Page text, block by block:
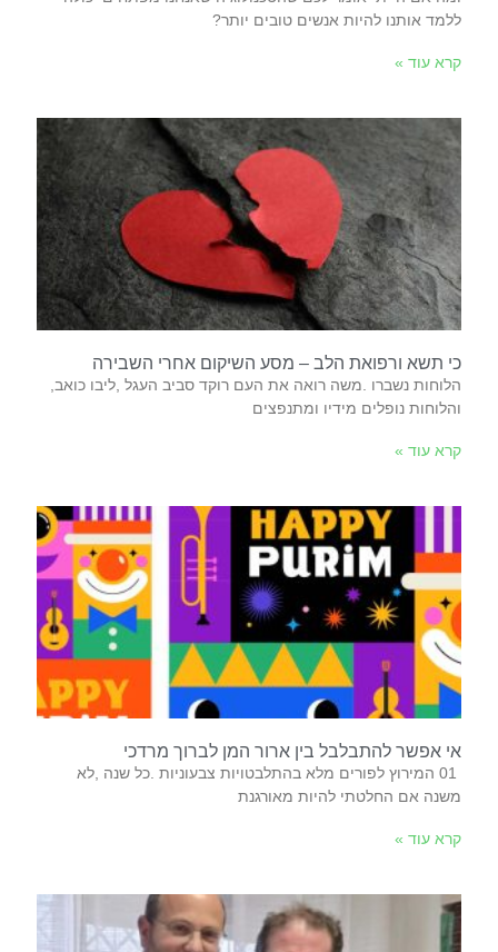
‬ללמד‭ ‬אותנו‭ ‬להיות‭ ‬אנשים‭ ‬טובים‭ ‬יותר‭?
קרא עוד »
כי תשא ורפואת הלב – מסע השיקום אחרי השבירה
‬והלוחות‭ ‬נופלים‭ ‬מידיו‭ ‬ומתנפצים‭
קרא עוד »
אי אפשר להתבלבל בין ארור המן לברוך מרדכי
01‭ ‬ המירוץ‭ ‬לפורים‭ ‬מלא‭ ‬בהתלבטויות‭ ‬צבעוניות‭. ‬כל‭ ‬שנה‭, ‬לא‭
‬משנה‭ ‬אם‭ ‬החלטתי‭ ‬להיות‭ ‬מאורגנת‭
קרא עוד »